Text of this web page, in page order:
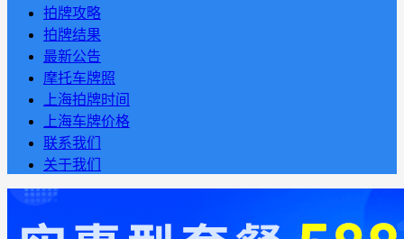
拍牌攻略
拍牌结果
最新公告
摩托车牌照
上海拍牌时间
上海车牌价格
联系我们
关于我们